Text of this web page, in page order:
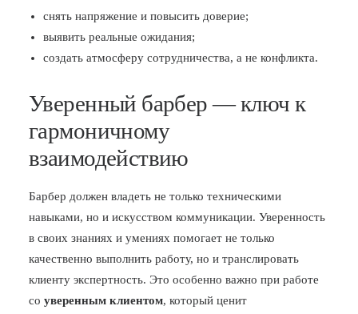
снять напряжение и повысить доверие;
выявить реальные ожидания;
создать атмосферу сотрудничества, а не конфликта.
Уверенный барбер — ключ к
гармоничному
взаимодействию
Барбер должен владеть не только техническими
навыками, но и искусством коммуникации. Уверенность
в своих знаниях и умениях помогает не только
качественно выполнить работу, но и транслировать
клиенту экспертность. Это особенно важно при работе
со уверенным клиентом, который ценит